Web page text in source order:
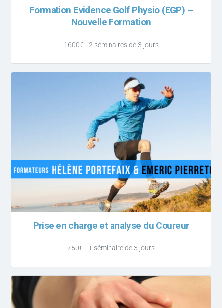
Formation Evidence Golf Physio (EGP) –
Nouvelle Formation
1600€ - 2 séminaires de 3 jours
Prise en charge et analyse du Coureur
750€ - 1 séminaire de 3 jours